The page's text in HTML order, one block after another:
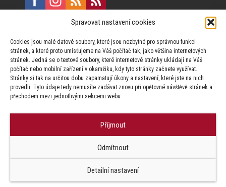
Spravovat nastavení cookies
Cookies jsou malé datové soubory, které jsou nezbytné pro správnou funkci
stránek, a které proto umísťujeme na Váš počítač tak, jako většina internetových
stránek. Jedná se o textové soubory, které internetové stránky ukládají na Váš
počítač nebo mobilní zařízení v okamžiku, kdy tyto stránky začnete využívat.
Stránky si tak na určitou dobu zapamatují úkony a nastavení, které jste na nich
provedli. Tyto údaje tedy nemusíte zadávat znovu při opětovné návštěvě stránek a
přechodem mezi jednotlivými sekcemi webu.
Příjmout
Odmítnout
Detailní nastavení
Vinohradská 190, 130 00 Praha 3
Za publikovaný obsah odpovídají jednotliví autoři.
Factory s.r.o. zapovězeno.